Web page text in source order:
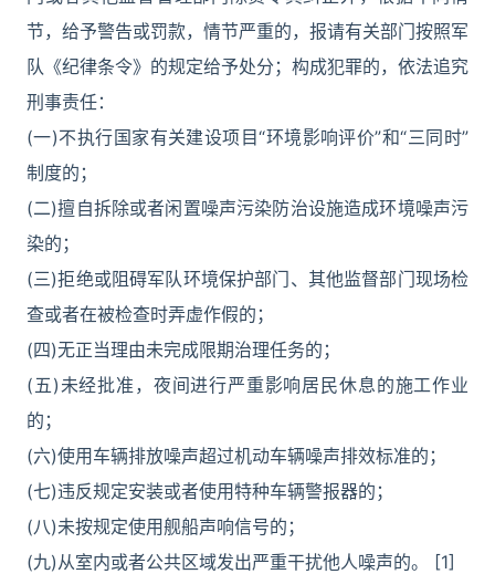
节，给予警告或罚款，情节严重的，报请有关部门按照军
队《纪律条令》的规定给予处分；构成犯罪的，依法追究
刑事责任：
(一)不执行国家有关建设项目“环境影响评价”和“三同时”
制度的；
(二)擅自拆除或者闲置噪声污染防治设施造成环境噪声污
染的；
(三)拒绝或阻碍军队环境保护部门、其他监督部门现场检
查或者在被检查时弄虚作假的；
(四)无正当理由未完成限期治理任务的；
(五)未经批准，夜间进行严重影响居民休息的施工作业
的；
(六)使用车辆排放噪声超过机动车辆噪声排效标准的；
(七)违反规定安装或者使用特种车辆警报器的；
(八)未按规定使用舰船声响信号的；
(九)从室内或者公共区域发出严重干扰他人噪声的。 [1]